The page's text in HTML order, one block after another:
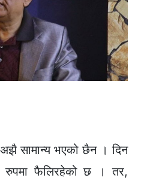
अझै सामान्य भएको छैन । दिन
रुपमा फैलिरहेको छ । तर,